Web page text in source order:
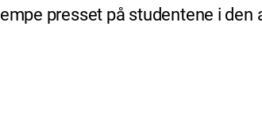
presset på studentene i